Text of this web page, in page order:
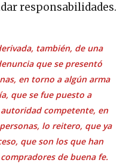
responsabilidades.
también, de una
que se presentó
en torno a algún arma
que se fue puesto a
competente, en
lo reitero, que ya
que son los que han
de buena fe.